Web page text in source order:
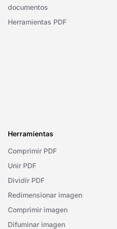
documentos
Herramientas PDF
Herramientas
Comprimir PDF
Unir PDF
Dividir PDF
Redimensionar imagen
Comprimir imagen
Difuminar imagen